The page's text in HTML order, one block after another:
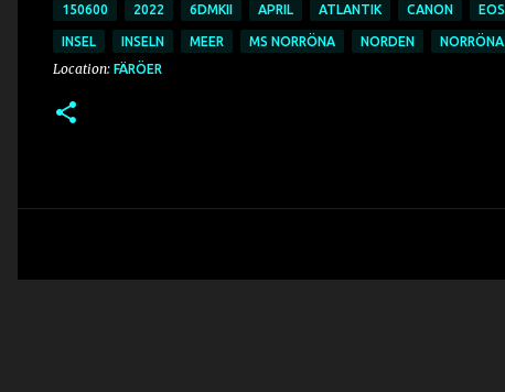
150600 2022 6DMKII APRIL ATLANTIK CANON EOS
INSEL INSELN MEER MS NORRÖNA NORDEN NORRÖNA
Location: FÄRÖER